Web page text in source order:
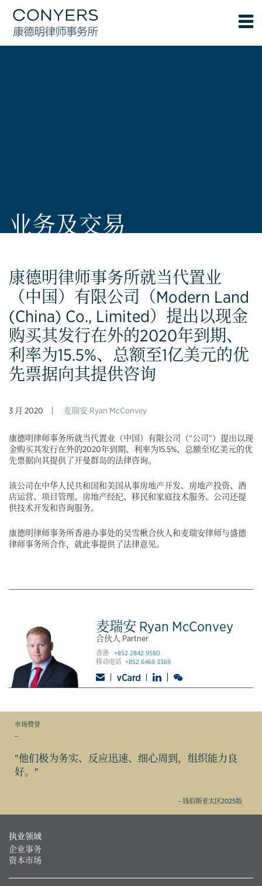
业务及交易
康德明律师事务所就当代置业
（中国）有限公司（Modern Land
(China) Co., Limited）提出以现金
购买其发行在外的2020年到期、
利率为15.5%、总额至1亿美元的优
先票据向其提供咨询
3 月 2020 麦瑞安 Ryan McConvey
康德明律师事务所就当代置业（中国）有限公司（“公司”）提出以现
金购买其发行在外的2020年到期、利率为15.5%、总额至1亿美元的优
先票据向其提供了开曼群岛的法律咨询。
该公司在中华人民共和国和美国从事房地产开发、房地产投资、酒
店运营、项目管理、房地产经纪、移民和家庭技术服务。公司还提
供技术开发和咨询服务。
康德明律师事务所香港办事处的吴雪楸合伙人和麦瑞安律师与盛德
律师事务所合作，就此事提供了法律意见。
麦瑞安 Ryan McConvey
合伙人 Partner
香港+852 2842 9580
移动电话+852 6469 3369
市场赞誉
"他们极为务实、反应迅速、细心周到，组织能力良
好。"
- 钱伯斯亚太区2025版
执业领域
企业事务
资本市场